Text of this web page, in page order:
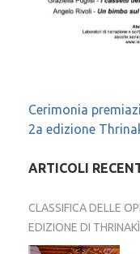
articoli
Cerimonia
2a edizione
ARTICOLI
CLASSIFICA DELLE
EDIZIONE DI